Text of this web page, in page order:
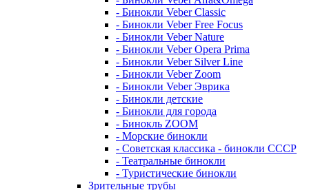
- Бинокли Veber Classic
- Бинокли Veber Free Focus
- Бинокли Veber Nature
- Бинокли Veber Opera Prima
- Бинокли Veber Silver Line
- Бинокли Veber Zoom
- Бинокли Veber Эврика
- Бинокли детские
- Бинокли для города
- Бинокль ZOOM
- Морские бинокли
- Советская классика - бинокли СССР
- Театральные бинокли
- Туристические бинокли
Зрительные трубы